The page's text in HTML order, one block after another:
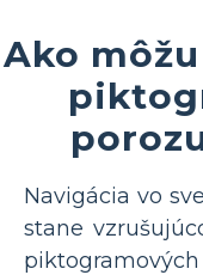
Ako
Navigácia vo
stane